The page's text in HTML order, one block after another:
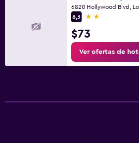
8,3
2 estrellas
$73
Ver ofertas de